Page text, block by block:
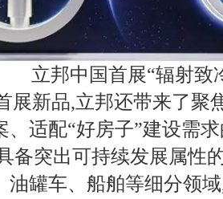
立邦中国首展“辐射致
展新品,立邦还带来了聚
、适配“好房子”建设需
备突出可持续发展属性
油罐车、船舶等细分领